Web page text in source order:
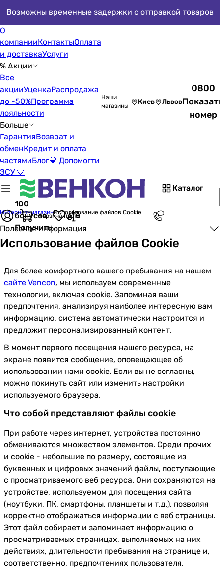
Возможны временные задержки с отправкой товаров
О
компанииКонтактыОплата
и доставкаУслуги
% Акции
Все
акцииУценкаРаспродажа
до -50%Программа
лояльности
Больше
ГарантияВозврат и
обменКредит и оплата
частямиБлог💛 Допомогти
ЗСУ 💙
Наши
магазины
Киев Львов
0800
номер
Каталог
100
бонусов
Получить
Корзина пуста
Интернет-магазинИспользование файлов Cookie
Полезная информация
Использование файлов Cookie
Для более комфортного вашего пребывания на нашем
сайте Vencon, мы используем современные
технологии, включая cookie. Запоминая ваши
предпочтения, анализируя наиболее интересную вам
информацию, система автоматически настроится и
предложит персонализированный контент.
В момент первого посещения нашего ресурса, на
экране появится сообщение, оповещающее об
использовании нами cookie. Если вы не согласны,
можно покинуть сайт или изменить настройки
используемого браузера.
Что собой представляют файлы cookie
При работе через интернет, устройства постоянно
обмениваются множеством элементов. Среди прочих
и cookie - небольшие по размеру, состоящие из
буквенных и цифровых значений файлы, поступающие
с просматриваемого веб ресурса. Они сохраняются на
устройстве, используемом для посещения сайта
(ноутбуки, ПК, смартфоны, планшеты и т.д.), позволяя
корректно отображаться информации с веб страницы.
Этот файл собирает и запоминает информацию о
просматриваемых страницах, выполняемых на них
действиях, длительности пребывания на странице и,
соответственно, предпочтениях пользователя.